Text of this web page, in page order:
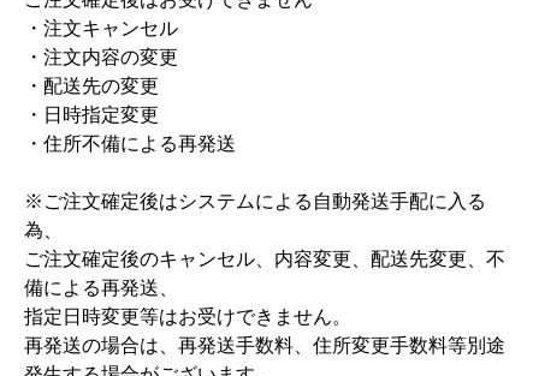
ご理解宜しくお願い申し上げます
複数注文のお客様に
当店ではメーカー直送品と自社出荷分がございます。複数注文
の際、別々出荷の可能性が御座います。なお複数店舗運営のた
め、商品在庫個数不足の場合には在庫ありの分を先に出荷対応
させて頂きます。欠品分につきましては、入荷次第際発送対応
となります。何卒ご理解とご了承ください。
て発送対応ご希望の場合、希望欄また別途電話・メールからご
連絡して頂くようお願い致します。
【商品発送後のお願い】
当店における商品内容の欠品、不備や交換対応については、原
則商品発送後7日以内となります。
7日を超過いたしますと対応できない場合がございますので、
商品到着後すぐに内容物の確認をお願い致します。
また、商品の未着についても、出荷メール受信日より7日を超
過した時点でご連絡をお願いいたします。